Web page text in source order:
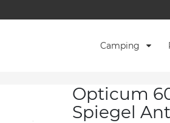
Camping
Opticum
Spiegel